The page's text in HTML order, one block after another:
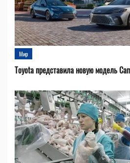
Мир
Toyota представила новую модель